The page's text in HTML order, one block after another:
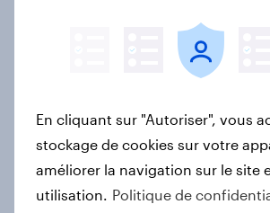
Découvrez les
attentes des jeunes
France
Article
En cliquant sur "Autoriser", vous
stockage de cookies sur votre
améliorer la navigation sur le site
utilisation. Politique de